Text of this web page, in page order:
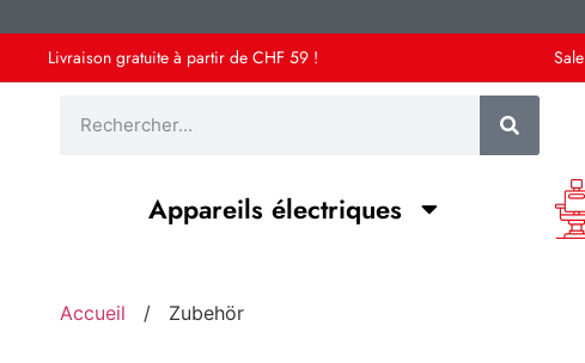
Livraison gratuite à partir de CHF 59 ! Sale
Appareils électriques
Accueil / Zubehör